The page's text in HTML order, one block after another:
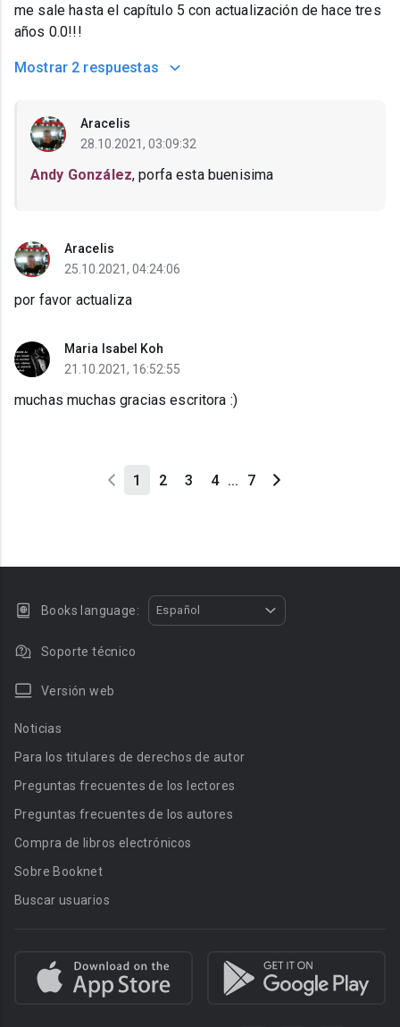
me sale hasta el capítulo 5 con actualización de hace tres
años 0.0!!!
Mostrar 2 respuestas
Aracelis
28.10.2021, 03:09:32
Andy González, porfa esta buenisima
Aracelis
25.10.2021, 04:24:06
por favor actualiza
Maria Isabel Koh
21.10.2021, 16:52:55
muchas muchas gracias escritora :)
1 2 3 4 ... 7
Books language: Español
Soporte técnico
Versión web
Noticias
Para los titulares de derechos de autor
Preguntas frecuentes de los lectores
Preguntas frecuentes de los autores
Compra de libros electrónicos
Sobre Booknet
Buscar usuarios